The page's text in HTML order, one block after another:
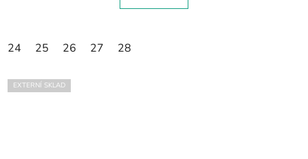
24 25 26 27 28
EXTERNÍ SKLAD